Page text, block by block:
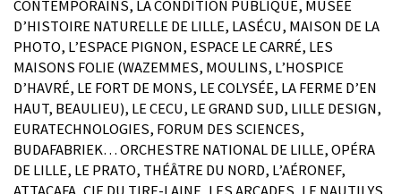
CONTEMPORAINS, LA CONDITION PUBLIQUE, MUSÉE
D’HISTOIRE NATURELLE DE LILLE, LASÉCU, MAISON DE LA
PHOTO, L’ESPACE PIGNON, ESPACE LE CARRÉ, LES
MAISONS FOLIE (WAZEMMES, MOULINS, L’HOSPICE
D’HAVRÉ, LE FORT DE MONS, LE COLYSÉE, LA FERME D’EN
HAUT, BEAULIEU), LE CECU, LE GRAND SUD, LILLE DESIGN,
EURATECHNOLOGIES, FORUM DES SCIENCES,
BUDAFABRIEK… ORCHESTRE NATIONAL DE LILLE, OPÉRA
DE LILLE, LE PRATO, THÉÂTRE DU NORD, L’AÉRONEF,